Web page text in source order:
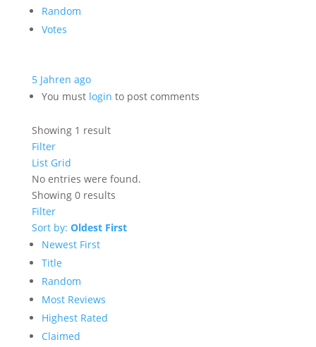
Random
Votes
5 Jahren ago
You must login to post comments
Showing 1 result
Filter
List Grid
No entries were found.
Showing 0 results
Filter
Sort by: Oldest First
Newest First
Title
Random
Most Reviews
Highest Rated
Claimed